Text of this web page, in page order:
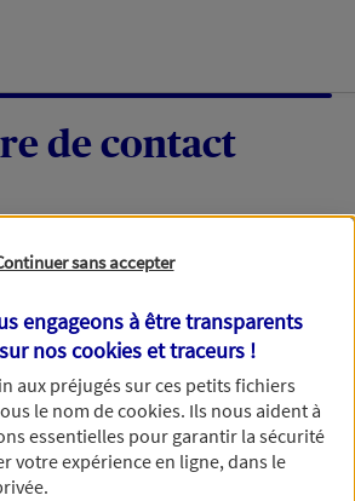
de contact
répondrons dans les
mail ou par téléphone.
sans accepter
engageons à être transparents
noscookies et traceurs !
aux préjugés sur ces petits fichiers
le nom decookies. Ils nous aident à
essentielles pour garantir la sécurité
votre expérience en ligne, dans le